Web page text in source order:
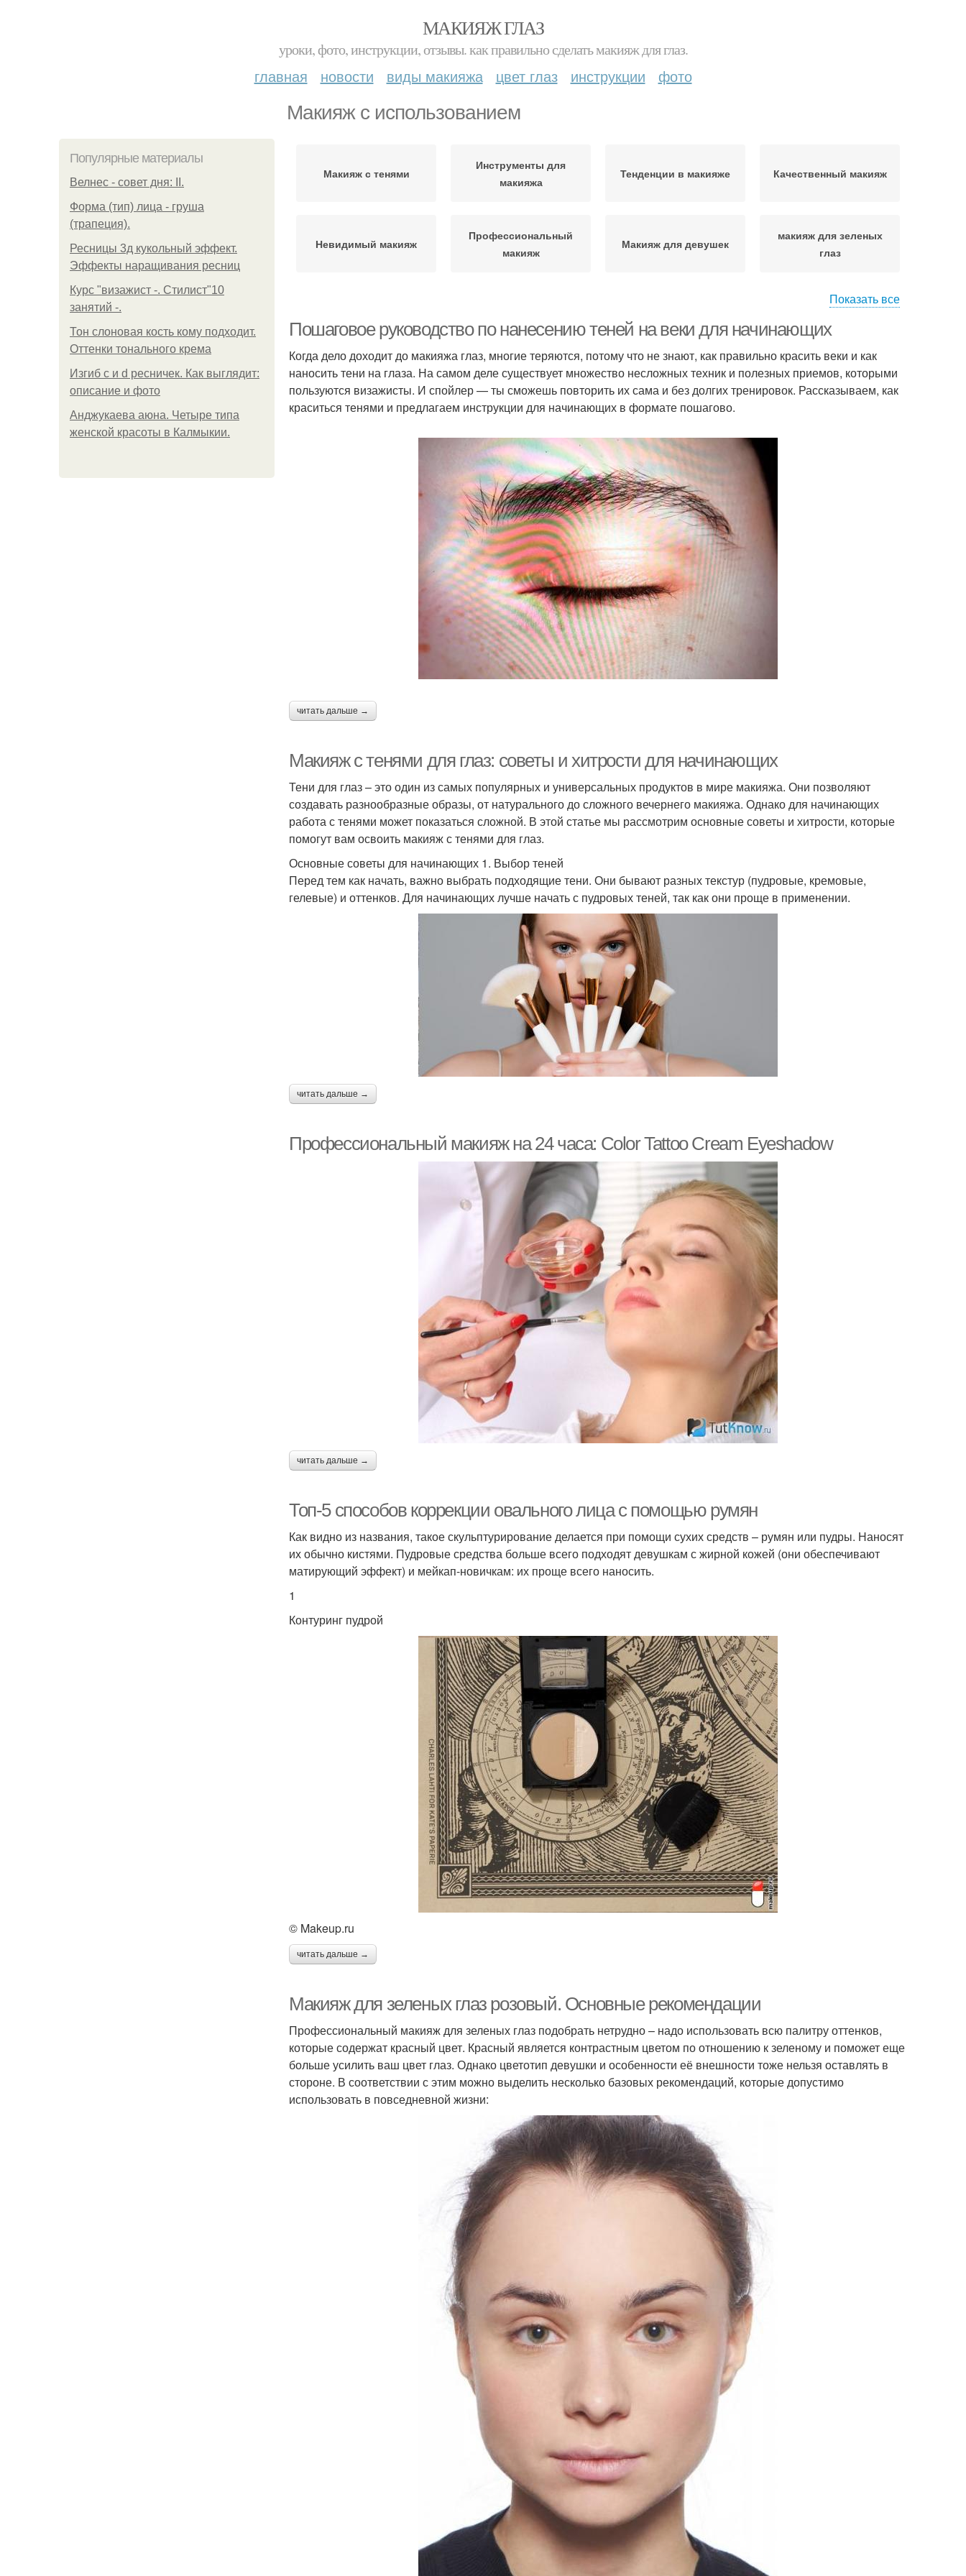
МАКИЯЖ ГЛАЗ
уроки, фото, инструкции, отзывы. как правильно сделать макияж для глаз.
главная новости виды макияжа цвет глаз инструкции фото
Макияж с использованием
Популярные материалы
Велнес - совет дня: II.
Форма (тип) лица - груша
(трапеция).
Ресницы 3д кукольный эффект.
Эффекты наращивания ресниц
Курс "визажист -. Стилист"10
занятий -.
Тон слоновая кость кому подходит.
Оттенки тонального крема
Изгиб c и d ресничек. Как выглядит:
описание и фото
Анджукаева аюна. Четыре типа
женской красоты в Калмыкии.
Макияж с тенями
Инструменты для
макияжа
Тенденции в макияже Качественный макияж
Невидимый макияж
Профессиональный
макияж
Макияж для девушек
макияж для зеленых
глаз
макияж для серых глаз Макияж в серых тонах Серый макияж макияж для карих глаз
Вечерний макияж Макияж с серой
Макияж с темными
тенями
Темный макияж
Макияж с красными Макияж с применением
Макияж в красных Смелый макияж
Макияж для грустных
глаз
Макияж для круглых
глаз
Подготовка к макияжу Идеи для макияжа
правильный макияж
глаз
пошаговый макияж глаз голубой макияж глаз
глаз
как сделать макияж глаз дневной макияж глаз техника макияжа глаз
Макияж до и красивый макияж глаз
Макияж в технике
свадебный макияж глаз Техник в макияже
Макияж в карандашной
Кошачий макияж Карандашный макияж
Показать все
Пошаговое руководство по нанесению теней на веки для начинающих
Когда дело доходит до макияжа глаз, многие теряются, потому что не знают, как правильно красить веки и как
наносить тени на глаза. На самом деле существует множество несложных техник и полезных приемов, которыми
пользуются визажисты. И спойлер — ты сможешь повторить их сама и без долгих тренировок. Рассказываем, как
краситься тенями и предлагаем инструкции для начинающих в формате пошагово.
читать дальше →
Макияж с тенями для глаз: советы и хитрости для начинающих
Тени для глаз – это один из самых популярных и универсальных продуктов в мире макияжа. Они позволяют
создавать разнообразные образы, от натурального до сложного вечернего макияжа. Однако для начинающих
работа с тенями может показаться сложной. В этой статье мы рассмотрим основные советы и хитрости, которые
помогут вам освоить макияж с тенями для глаз.
Основные советы для начинающих 1. Выбор теней
Перед тем как начать, важно выбрать подходящие тени. Они бывают разных текстур (пудровые, кремовые,
гелевые) и оттенков. Для начинающих лучше начать с пудровых теней, так как они проще в применении.
читать дальше →
Профессиональный макияж на 24 часа: Color Tattoo Cream Eyeshadow
читать дальше →
Топ-5 способов коррекции овального лица с помощью румян
Как видно из названия, такое скульптурирование делается при помощи сухих средств – румян или пудры. Наносят
их обычно кистями. Пудровые средства больше всего подходят девушкам с жирной кожей (они обеспечивают
матирующий эффект) и мейкап-новичкам: их проще всего наносить.
1
Контуринг пудрой
© Makeup.ru
читать дальше →
Макияж для зеленых глаз розовый. Основные рекомендации
Профессиональный макияж для зеленых глаз подобрать нетрудно – надо использовать всю палитру оттенков,
которые содержат красный цвет. Красный является контрастным цветом по отношению к зеленому и поможет еще
больше усилить ваш цвет глаз. Однако цветотип девушки и особенности её внешности тоже нельзя оставлять в
стороне. В соответствии с этим можно выделить несколько базовых рекомендаций, которые допустимо
использовать в повседневной жизни: